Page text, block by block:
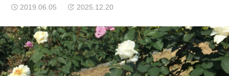
2019.06.05 2025.12.20